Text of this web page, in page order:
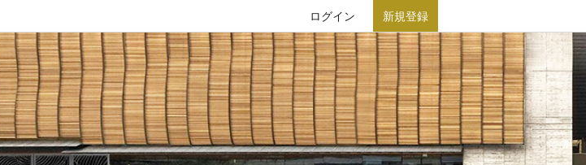
ログイン 新規登録